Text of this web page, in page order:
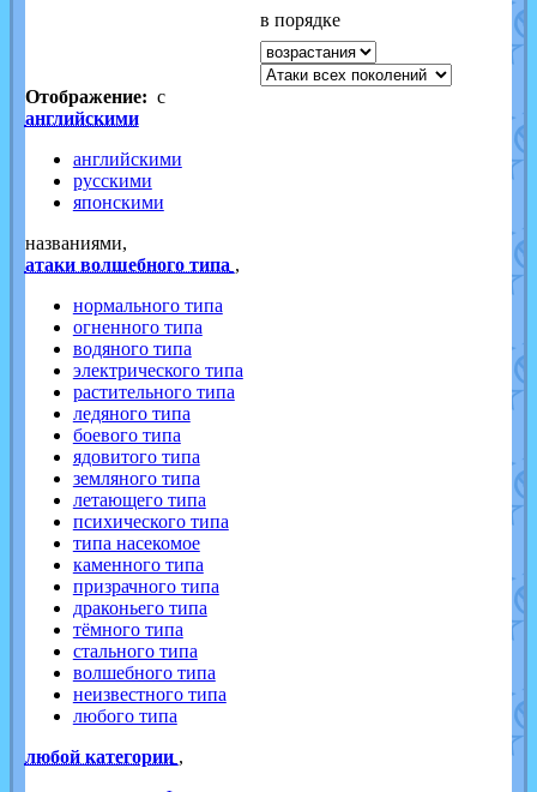
в порядке
Отображение: с
английскими
английскими
русскими
японскими
названиями,
атаки волшебного типа ,
нормального типа
огненного типа
водяного типа
электрического типа
растительного типа
ледяного типа
боевого типа
ядовитого типа
земляного типа
летающего типа
психического типа
типа насекомое
каменного типа
призрачного типа
драконьего типа
тёмного типа
стального типа
волшебного типа
неизвестного типа
любого типа
любой категории ,